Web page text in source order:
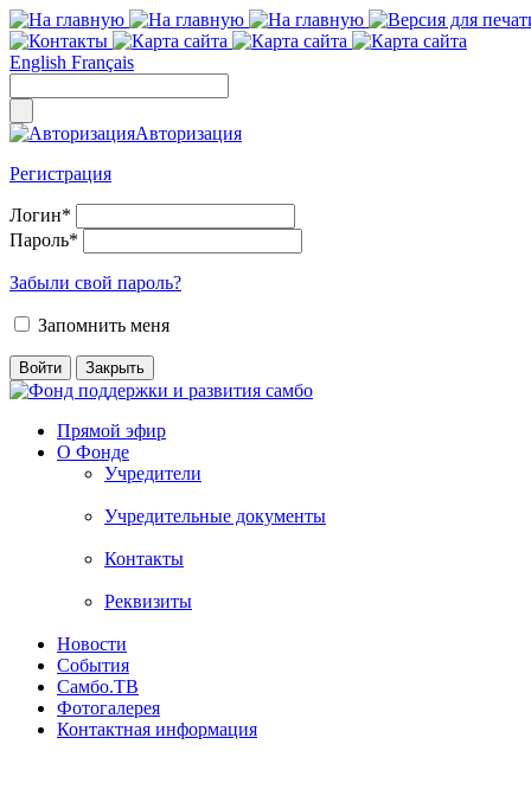
English Français
Авторизация
Регистрация
Логин*
Пароль*
Забыли свой пароль?
Запомнить меня
Прямой эфир
О Фонде
Учредители
Учредительные документы
Контакты
Реквизиты
Новости
События
Самбо.ТВ
Фотогалерея
Контактная информация